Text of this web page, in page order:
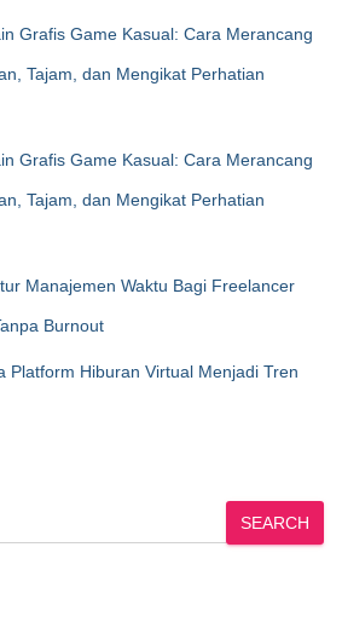
Grafis Game Kasual: Cara Merancang
Tajam, dan Mengikat Perhatian
Grafis Game Kasual: Cara Merancang
Tajam, dan Mengikat Perhatian
Manajemen Waktu Bagi Freelancer
Burnout
Platform Hiburan Virtual Menjadi Tren
SEARCH